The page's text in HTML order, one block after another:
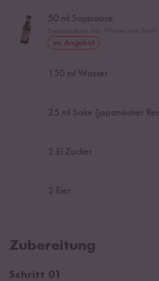
50 ml Sojasauce
im Angebot
150 ml Wasser
25 ml Sake (japanischer
2 El Zucker
2 Eier
Zubereitung
Schritt 01